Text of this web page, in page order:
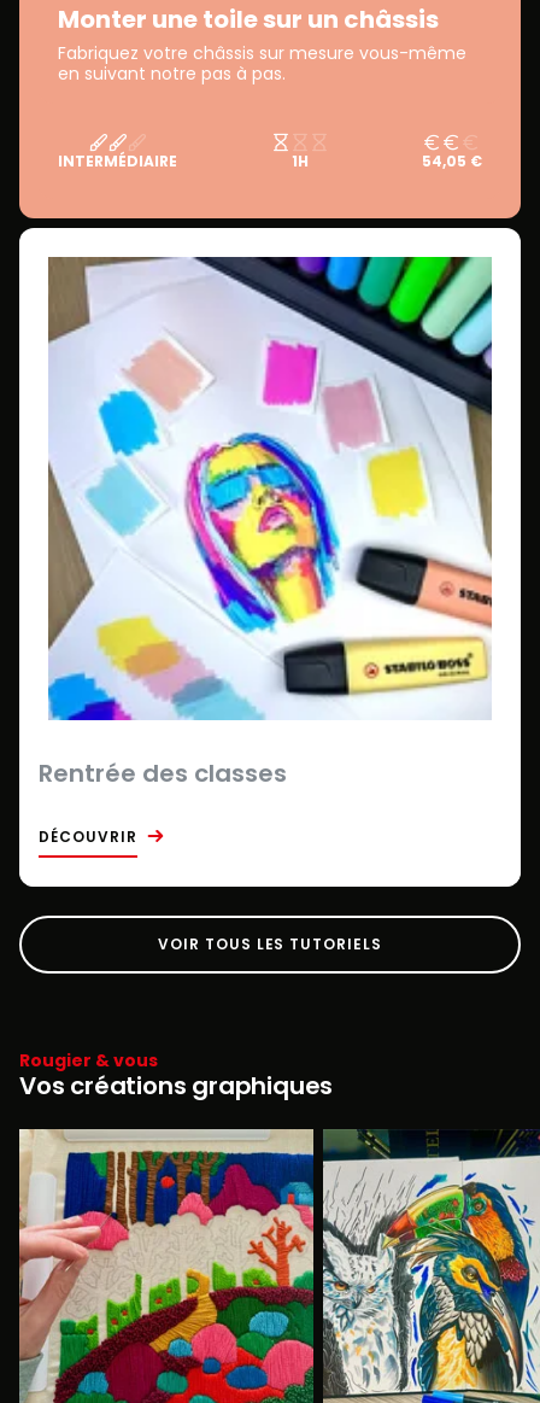
Monter une toile sur un châssis
Fabriquez votre châssis sur mesure vous-même
en suivant notre pas à pas.
INTERMÉDIAIRE 1H 54,05 €
Rentrée des classes
DÉCOUVRIR
VOIR TOUS LES TUTORIELS
Rougier & vous
Vos créations graphiques